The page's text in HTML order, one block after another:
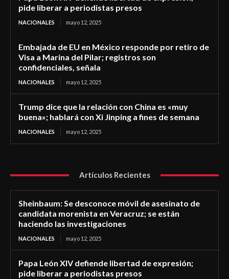
pide liberar a periodistas presos
NACIONALES mayo 12, 2025
Embajada de EU en México responde por retiro de
Visa a Marina del Pilar; registros son
confidenciales, señala
NACIONALES mayo 12, 2025
Trump dice que la relación con China es «muy
buena»; hablará con Xi Jinping a fines de semana
NACIONALES mayo 12, 2025
Artículos Recientes
Sheinbaum: Se desconoce móvil de asesinato de
candidata morenista en Veracruz; se están
haciendo las investigaciones
NACIONALES mayo 12, 2025
Papa León XIV defiende libertad de expresión;
pide liberar a periodistas presos